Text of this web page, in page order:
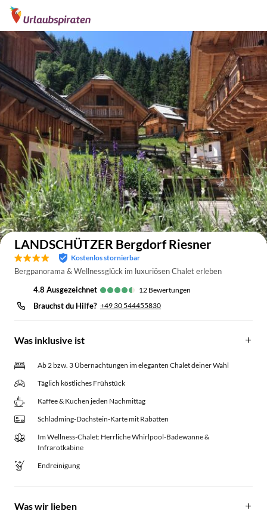
Auf der Karte anzeigen
LANDSCHÜTZER Bergdorf Riesner
Kostenlos stornierbar
Bergpanorama & Wellnessglück im luxuriösen Chalet erleben
4.8
ausgezeichnet 12 Bewertungen
Brauchst du Hilfe? +49 30 544455830
Was inklusive ist
Ab 2 bzw. 3 Übernachtungen im eleganten Chalet deiner Wahl
Täglich köstliches Frühstück
Kaffee & Kuchen jeden Nachmittag
Schladming-Dachstein-Karte mit Rabatten
Im Wellness-Chalet: Herrliche Whirlpool-Badewanne &
Infrarotkabine
Endreinigung
Was wir lieben